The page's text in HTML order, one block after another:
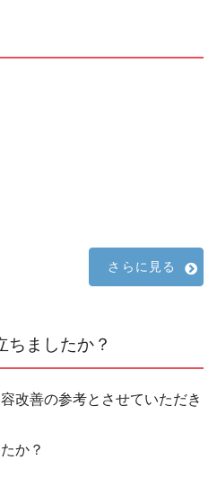
さらに見る
ちましたか？
改善の参考とさせていただき
か？